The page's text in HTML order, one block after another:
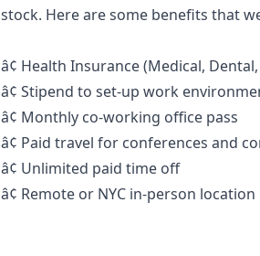
stock. Here are some benefits that
â¢ Health Insurance (Medical, Dental,
â¢ Stipend to set-up work
â¢ Monthly co-working office pass
â¢ Paid travel for conferences and
â¢ Unlimited paid time off
â¢ Remote or NYC in-person location